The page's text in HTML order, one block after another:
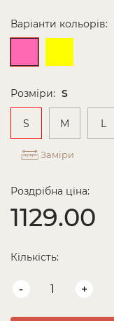
Варіанти кольорів:
Розміри: S
S M L
Заміри
Роздрібна ціна:
1129.00
Кількість:
- +